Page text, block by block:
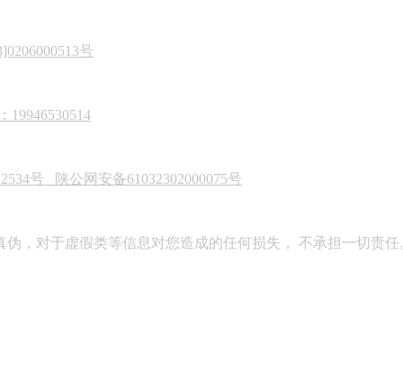
号
号 陕公网安备61032302000075号
，对于虚假类等信息对您造成的任何损失， 不承担一切责任